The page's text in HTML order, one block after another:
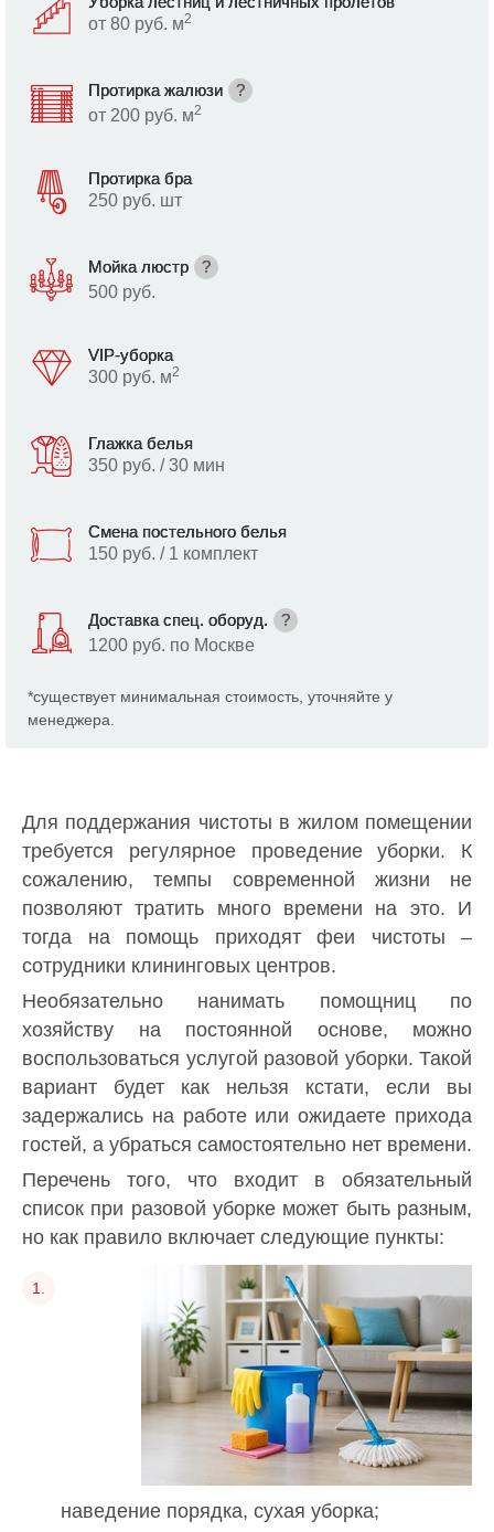
от 80 руб. м2
Протирка жалюзи
?
от 200 руб. м2
Протирка бра
250 руб. шт
Мойка люстр
?
500 руб.
VIP-уборка
300 руб. м2
Глажка белья
350 руб. / 30 мин
Смена постельного белья
150 руб. / 1 комплект
Доставка спец. оборуд.
?
1200 руб. по Москве
*существует минимальная стоимость, уточняйте у
менеджера.
Для поддержания чистоты в жилом помещении
требуется регулярное проведение уборки. К
сожалению, темпы современной жизни не
позволяют тратить много времени на это. И
тогда на помощь приходят феи чистоты –
сотрудники клининговых центров.
Необязательно нанимать помощниц по
хозяйству на постоянной основе, можно
воспользоваться услугой разовой уборки. Такой
вариант будет как нельзя кстати, если вы
задержались на работе или ожидаете прихода
гостей, а убраться самостоятельно нет времени.
Перечень того, что входит в обязательный
список при разовой уборке может быть разным,
но как правило включает следующие пункты:
наведение порядка, сухая уборка;